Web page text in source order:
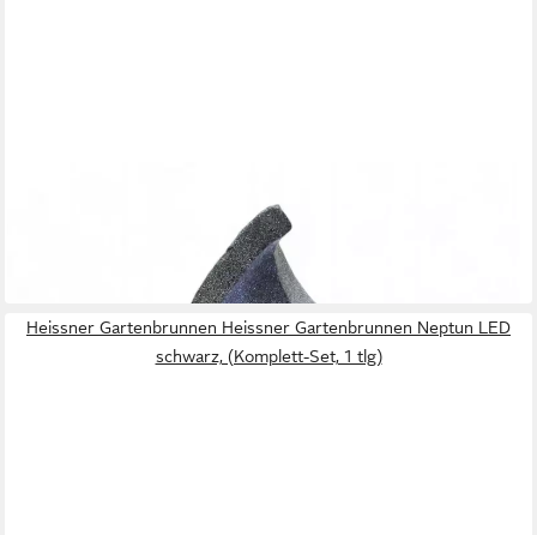
Gartenbrunnen Moderner Springbrunnen mit LED Beleuchtung
Heissner Gartenbrunnen Heissner Gartenbrunnen Neptun LED
schwarz, (Komplett-Set, 1 tlg)